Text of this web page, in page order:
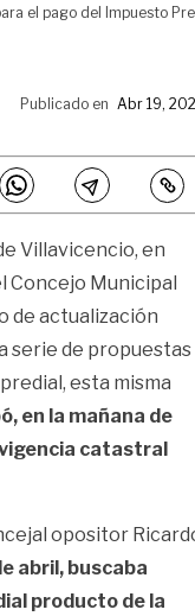
el pago del Impuesto
Publicado en Abr 19,
Villavicencio, en
Concejo Municipal
de actualización
serie de propuestas
esta misma
en la mañana de
catastral
opositor
abril, buscaba
producto de la